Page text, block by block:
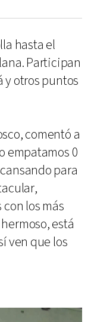
hasta el
Participan
y otros puntos
comentó a
empatamos 0
para
los más
está
ven que los